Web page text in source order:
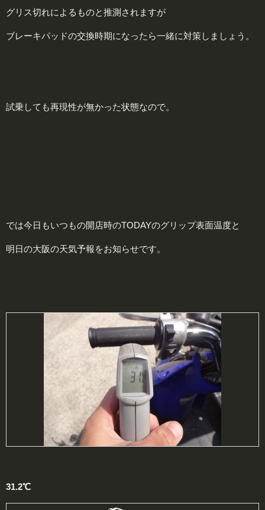
グリス切れによるものと推測されますが
ブレーキパッドの交換時期になったら一緒に対策しましょう。
試乗しても再現性が無かった状態なので。
では今日もいつもの開店時のTODAYのグリップ表面温度と
明日の大阪の天気予報をお知らせです。
31.2℃